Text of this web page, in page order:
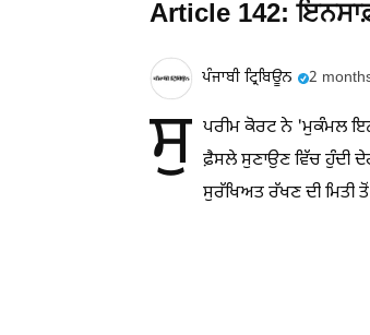
Article 142:
ਪੰਜਾਬੀ ਟ੍ਰਿਬਿਊਨ 2
ਸੁ ਪਰੀਮ ਕੋਰਟ ਨੇ 'ਮੁਕੰਮਲ
ਫ਼ੈਸਲੇ ਸੁਣਾਉਣ ਵਿੱਚ ਹੁੰਦੀ
ਸੁਰੱਖਿਅਤ ਰੱਖਣ ਦੀ ਮਿਤੀ